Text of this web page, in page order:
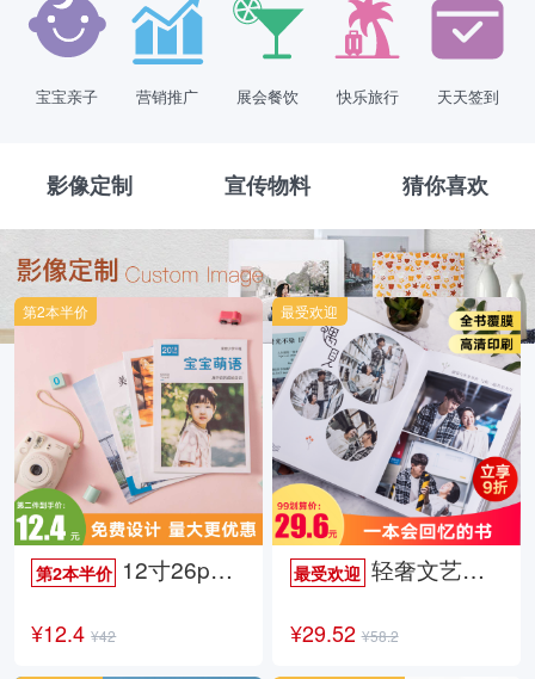
宝宝亲子 营销推广 展会餐饮 快乐旅行 天天签到
影像定制 宣传物料 猜你喜欢
第2本半价 12寸26p时尚杂志册
¥12.4 ¥42
第2本半价
最受欢迎 轻奢文艺照片书
¥29.52 ¥58.2
最受欢迎